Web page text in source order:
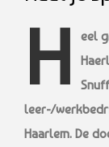
H
eel
leer-/
Haarlem. De